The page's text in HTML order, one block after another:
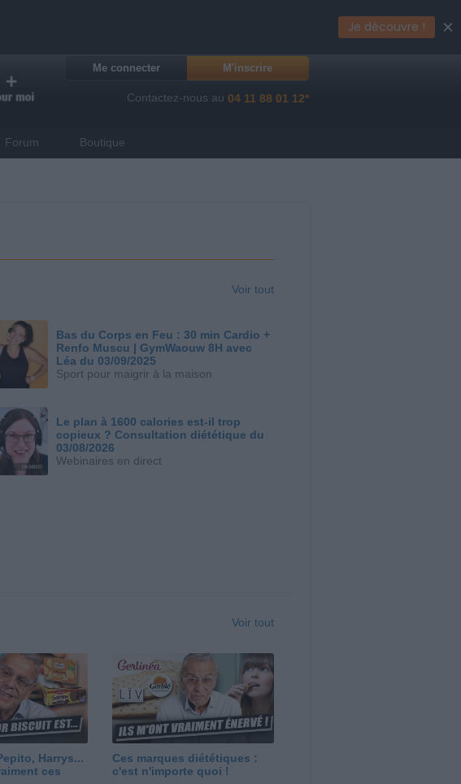
Me connecter M'inscrire
Contactez-nous au 04 11 88 01 12*
Forum Boutique
Voir tout
Bas du Corps en Feu : 30 min Cardio +
Renfo Muscu | GymWaouw 8H avec
Léa du 03/09/2025
Sport pour maigrir à la maison
Le plan à 1600 calories est-il trop
copieux ? Consultation diététique du
03/08/2026
Webinaires en direct
Voir tout
Harrys...
ces
Ces marques diététiques :
c'est n'importe quoi !
Je découvre ! ×